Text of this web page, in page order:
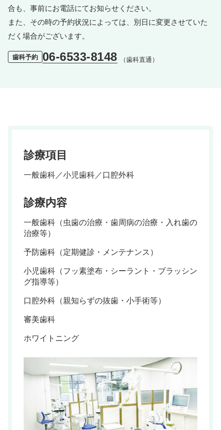
合も、事前にお電話にてお知らせください。
また、その時の予約状況によっては、別日に変更させていた
だく場合がございます。
歯科予約 06-6533-8148 （歯科直通）
診療項目
一般歯科／小児歯科／口腔外科
診療内容
一般歯科（虫歯の治療・歯周病の治療・入れ歯の
治療等）
予防歯科（定期健診・メンテナンス）
小児歯科（フッ素塗布・シーラント・ブラッシン
グ指導等）
口腔外科（親知らずの抜歯・小手術等）
審美歯科
ホワイトニング